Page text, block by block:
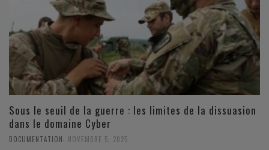
Sous le seuil de la guerre : les limites de la dissuasion
dans le domaine Cyber
DOCUMENTATION NOVEMBRE 5, 2025